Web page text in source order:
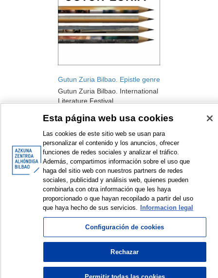
Gutun Zuria Bilbao. Epistle genre
Gutun Zuria Bilbao. International
Literature Festival
2008
< Items sorted by: 1 to 2 of 2 >
Esta página web usa cookies
Las cookies de este sitio web se usan para
personalizar el contenido y los anuncios, ofrecer
funciones de redes sociales y analizar el tráfico.
Además, compartimos información sobre el uso que
haga del sitio web con nuestros partners de redes
sociales, publicidad y análisis web, quienes pueden
combinarla con otra información que les haya
proporcionado o que hayan recopilado a partir del uso
que haya hecho de sus servicios.
Informacion legal
Configuración de cookies
Rechazar